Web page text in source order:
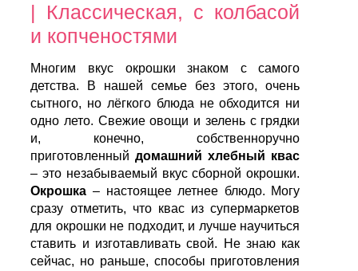
| Классическая, с колбасой
и копченостями
Многим вкус окрошки знаком с самого
детства. В нашей семье без этого, очень
сытного, но лёгкого блюда не обходится ни
одно лето. Свежие овощи и зелень с грядки
и, конечно, собственноручно
приготовленныйдомашний хлебный квас
– это незабываемый вкус сборной окрошки.
Окрошка – настоящее летнее блюдо. Могу
сразу отметить, что квас из супермаркетов
для окрошки не подходит, и лучше научиться
ставить и изготавливать свой. Не знаю как
сейчас, но раньше, способы приготовления